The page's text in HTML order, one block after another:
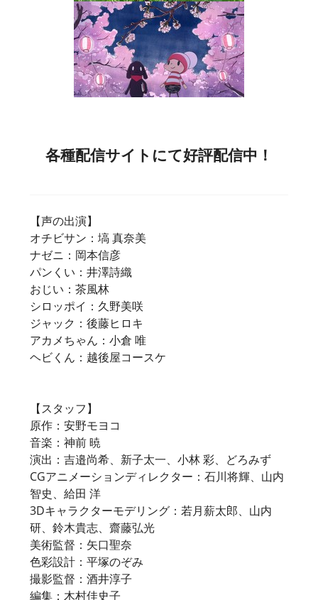
各種配信サイトにて好評配信中！
【声の出演】
オチビサン：塙 真奈美
ナゼニ：岡本信彦
パンくい：井澤詩織
おじい：茶風林
シロッポイ：久野美咲
ジャック：後藤ヒロキ
アカメちゃん：小倉 唯
ヘビくん：越後屋コースケ
【スタッフ】
原作：安野モヨコ
音楽：神前 暁
演出：吉邉尚希、新子太一、小林 彩、どろみず
CGアニメーションディレクター：石川将輝、山内
智史、給田 洋
3Dキャラクターモデリング：若月薪太郎、山内
研、鈴木貴志、齋藤弘光
美術監督：矢口聖奈
色彩設計：平塚のぞみ
撮影監督：酒井淳子
編集：木村佳史子